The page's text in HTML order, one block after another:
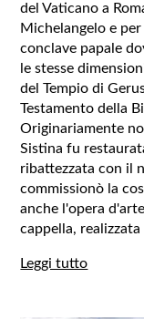
del Vaticano a
Michelangelo e
conclave papale
le stesse
del Tempio di
Testamento della
Originariamente
Sistina fu
ribattezzata con il
commissionò la
anche l'opera
cappella,
Leggi tutto